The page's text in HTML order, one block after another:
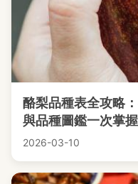
酪梨品種表全攻略
與品種圖鑑一次掌握
2026-03-10